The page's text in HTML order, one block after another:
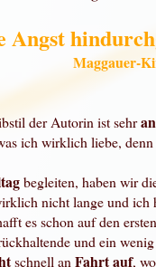
Maggauer-
der Autorin ist sehr
ich wirklich liebe,
begleiten, haben wir
nicht lange und ich
es schon auf den
und ein
schnell anFahrtauf,